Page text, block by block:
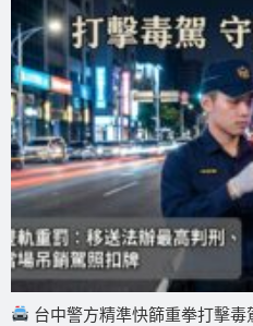
台中警方精準快篩重拳打擊